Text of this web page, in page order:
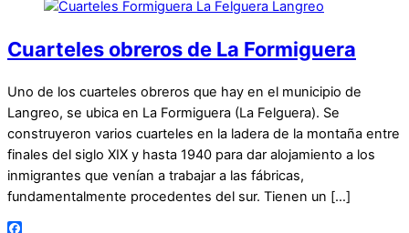
Cuarteles obreros de La Formiguera
Uno de los cuarteles obreros que hay en el municipio de
Langreo, se ubica en La Formiguera (La Felguera). Se
construyeron varios cuarteles en la ladera de la montaña entre
finales del siglo XIX y hasta 1940 para dar alojamiento a los
inmigrantes que venían a trabajar a las fábricas,
fundamentalmente procedentes del sur. Tienen un […]